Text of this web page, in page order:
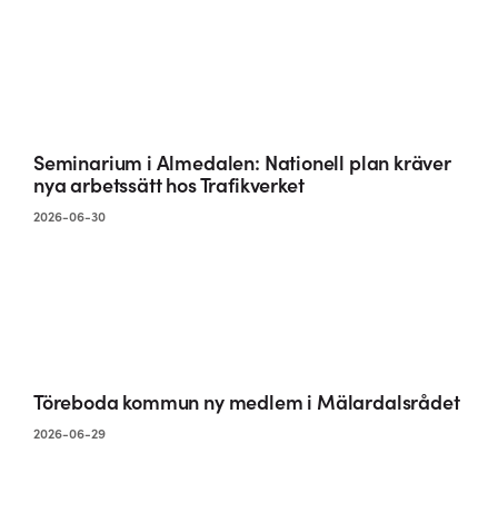
Seminarium i Almedalen: Nationell plan kräver
nya arbetssätt hos Trafikverket
2026-06-30
Töreboda kommun ny medlem i Mälardalsrådet
2026-06-29